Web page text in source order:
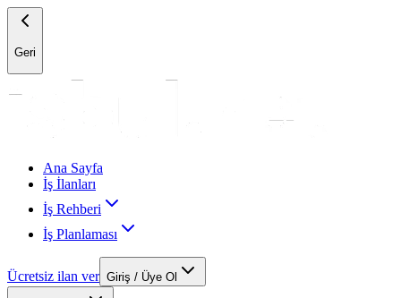
Geri
Ana Sayfa
İş İlanları
İş Rehberi
İş Planlaması
Ücretsiz ilan ver Giriş / Üye Ol